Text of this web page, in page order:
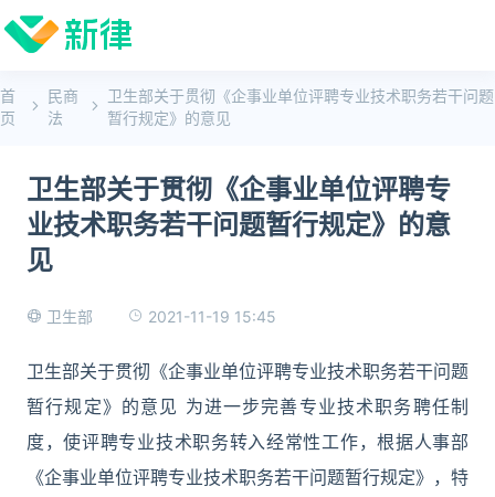
首
页
民商
法
卫生部关于贯彻《企事业单位评聘专业技术职务若干问题
暂行规定》的意见
卫生部关于贯彻《企事业单位评聘专
业技术职务若干问题暂行规定》的意
见
卫生部 2021-11-19 15:45
卫生部关于贯彻《企事业单位评聘专业技术职务若干问题
暂行规定》的意见 为进一步完善专业技术职务聘任制
度，使评聘专业技术职务转入经常性工作，根据人事部
《企事业单位评聘专业技术职务若干问题暂行规定》，特